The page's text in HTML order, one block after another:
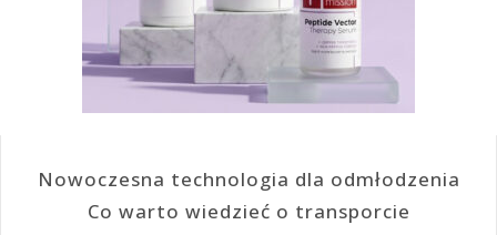
Nowoczesna technologia dla odmłodzenia
Co warto wiedzieć o transporcie